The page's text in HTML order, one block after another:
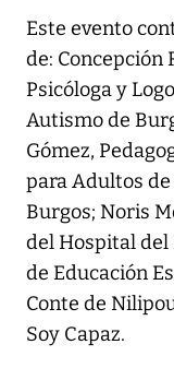
Este evento
de: Concepción
Psicóloga y
Autismo de
Gómez,
para Adultos
Burgos; Noris
del Hospital del
de Educación
Conte de
Soy Capaz.